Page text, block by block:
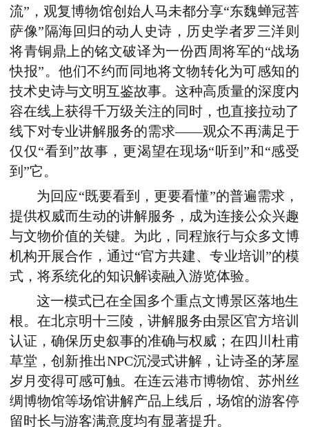
流”，观复博物馆创始人马未都分享“东魏蝉冠菩
萨像”隔海回归的动人史诗，历史学者罗三洋则
将青铜鼎上的铭文破译为一份西周将军的“战场
快报”。 他们不约而同地将文物转化为可感知的
技术史诗与文明互鉴故事。这种高质量的深度内
容在线上获得千万级关注的同时，也直接拉动了
线下对专业讲解服务的需求——观众不再满足于
仅仅“看到”故事，更渴望在现场“听到”和“感受
到”它。
为回应“既要看到，更要看懂”的普遍需求，
提供权威而生动的讲解服务，成为连接公众兴趣
与文物价值的关键。为此，同程旅行与众多文博
机构开展合作，通过“官方共建、专业培训”的模
式，将系统化的知识解读融入游览体验。
这一模式已在全国多个重点文博景区落地生
根。在北京明十三陵，讲解服务由景区官方培训
认证，确保历史叙事的准确与权威；在四川杜甫
草堂，创新推出NPC沉浸式讲解，让诗圣的茅屋
岁月变得可感可触。 在连云港市博物馆、苏州丝
绸博物馆等场馆讲解产品上线后 ，场馆的游客停
留时长与游客满意度均有显著提升。